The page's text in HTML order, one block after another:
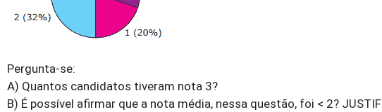
Pergunta-se:
A) Quantos candidatos tiveram nota 3?
B) É possível afirmar que a nota média, nessa questão, foi < 2?